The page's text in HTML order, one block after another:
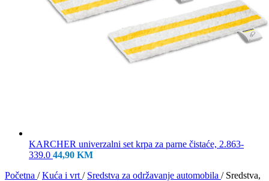
KARCHER univerzalni set krpa za parne čistaće, 2.863-
339.0 44,90 KM
Početna / Kuća i vrt / Sredstva za održavanje automobila / Sredstva,